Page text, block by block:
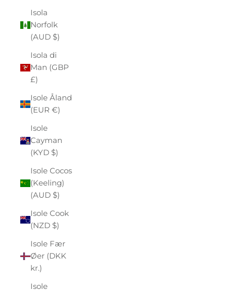
Isola
Norfolk
(AUD $)
Isola di
Man (GBP
£)
Isole Åland
(EUR €)
Isole
Cayman
(KYD $)
Isole Cocos
(Keeling)
(AUD $)
Isole Cook
(NZD $)
Isole Fær
Øer (DKK
kr.)
Isole